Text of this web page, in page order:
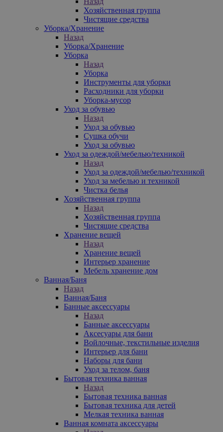
Хозяйственная группа
Чистящие средства
Уборка/Хранение
Назад
Уборка/Хранение
Уборка
Назад
Уборка
Инструменты для уборки
Расходники для уборки
Уборка-мусор
Уход за обувью
Назад
Уход за обувью
Сушка обучи
Уход за обувью
Уход за одеждой/мебелью/техникой
Назад
Уход за одеждой/мебелью/техникой
Уход за мебелью и техникой
Чистка белья
Хозяйственная группа
Назад
Хозяйственная группа
Чистящие средства
Хранение вещей
Назад
Хранение вещей
Интерьер хранение
Мебель хранение дом
Ванная/Баня
Назад
Ванная/Баня
Банные аксессуары
Назад
Банные аксессуары
Аксесуары для бани
Войлочные, текстильные изделия
Интерьер для бани
Наборы для бани
Уход за телом, баня
Бытовая техника ванная
Назад
Бытовая техника ванная
Бытовая техника для детей
Мелкая техника ванная
Ванная комната аксессуары